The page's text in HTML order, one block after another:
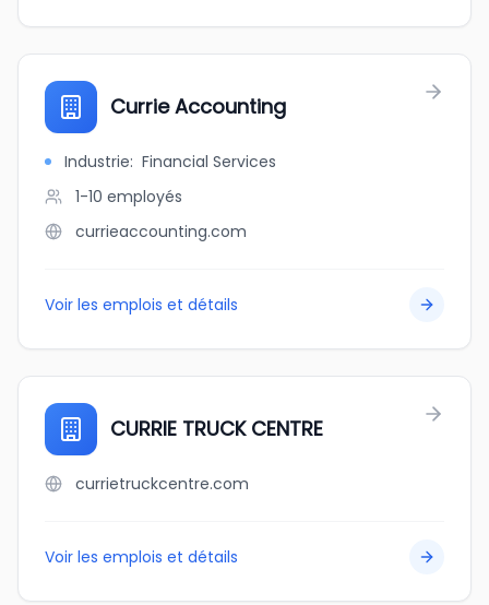
Currie Accounting
Industrie: Financial Services
1-10 employés
currieaccounting.com
Voir les emplois et détails
CURRIE TRUCK CENTRE
currietruckcentre.com
Voir les emplois et détails